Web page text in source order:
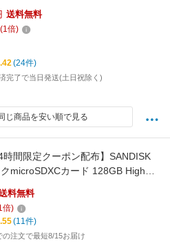
s 海外リテール
GN4IN ◆コ
送料無料
(1倍)
(24件)
完了で当日発送(土日祝除く)
じ商品を安い順で見る
時間限定クーポン配布】SANDISK
microSDXCカード 128GB High
耐久 SDSQQNR-128GG-
送料無料
料無料
倍)
(11件)
の注文で最短8/15お届け